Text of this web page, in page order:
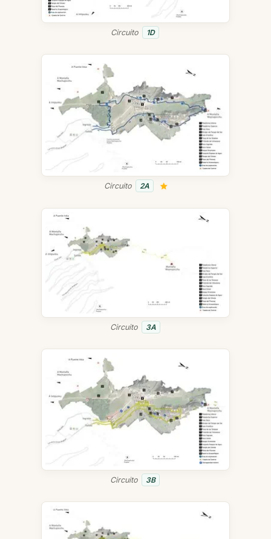
Circuito 1D
Circuito 2A
Circuito 3A
Circuito 3B